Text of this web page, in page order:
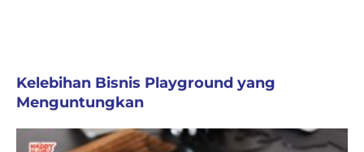
Kelebihan Bisnis Playground yang
Menguntungkan